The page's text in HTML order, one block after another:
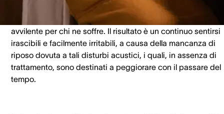
essere a causa dell’acufene. La costante percezione di
ronzii o fruscii nelle orecchie o in testa, infatti, è
avvilente per chi ne soffre. Il risultato è un continuo sentirsi
irascibili e facilmente irritabili, a causa della mancanza di
riposo dovuta a tali disturbi acustici, i quali, in assenza di
trattamento, sono destinati a peggiorare con il passare del
tempo.